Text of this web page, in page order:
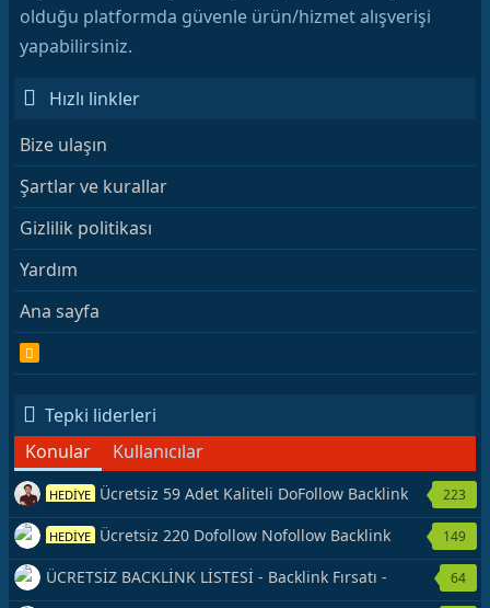
olduğu platformda güvenle ürün/hizmet alışverişi
yapabilirsiniz.
Hızlı linkler
Bize ulaşın
Şartlar ve kurallar
Gizlilik politikası
Yardım
Ana sayfa
R
S
Tepki liderleri
Konular
Kullanıcılar
HEDİYE Ücretsiz 59 Adet Kaliteli DoFollow Backlink
Kaynağı Veriyorum.
223
HEDİYE Ücretsiz 220 Dofollow Nofollow Backlink
Veriyorum
149
ÜCRETSİZ BACKLİNK LİSTESİ - Backlink Fırsatı -
Hemen Yetiş!
64